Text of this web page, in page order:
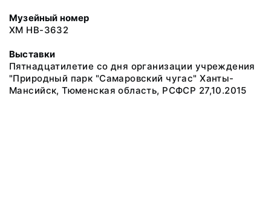
Музейный номер
ХМ НВ-3632
Выставки
Пятнадцатилетие со дня организации учреждения
"Природный парк "Самаровский чугас" Ханты-
Мансийск, Тюменская область, РСФСР 27,10.2015